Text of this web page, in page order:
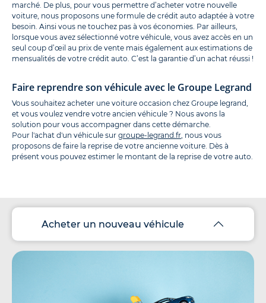
marché. De plus, pour vous permettre d’acheter votre nouvelle
voiture, nous proposons une formule de crédit auto adaptée à votre
besoin. Ainsi vous ne touchez pas à vos économies. Par ailleurs,
lorsque vous avez sélectionné votre véhicule, vous avez accès en un
seul coup d’œil au prix de vente mais également aux estimations de
mensualités de votre crédit auto. C’est la garantie d’un achat réussi !
Faire reprendre son véhicule avec le Groupe Legrand
Vous souhaitez acheter une voiture occasion chez Groupe legrand,
et vous voulez vendre votre ancien véhicule ? Nous avons la
solution pour vous accompagner dans cette démarche.
Pour l'achat d'un véhicule sur groupe-legrand.fr, nous vous
proposons de faire la reprise de votre ancienne voiture. Dès à
présent vous pouvez estimer le montant de la reprise de votre auto.
Acheter un nouveau véhicule